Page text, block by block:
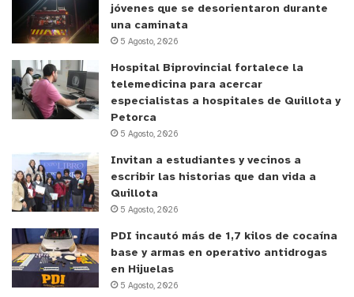
Cisternas.
INIA explica que “las bandas florales cumplen un
rol clave en la agricultura sostenible. Más allá de
la polinización, su importancia radica en ser
refugio para enemigos naturales y parasitoides
que ayudan en el control biológico de plagas.
Durante la jornada con los beneficiarios del TAS,
enfatizamos la necesidad de elegir especies
con déficit hídrico. Además, es fundamental
observar la entomofauna local para identificar qué
bandas florales funcionan mejor en cada cultivo.
jóvenes que se desorientaron durante
una caminata
5 Agosto, 2026
Hospital Biprovincial fortalece la
telemedicina para acercar
especialistas a hospitales de Quillota y
Petorca
5 Agosto, 2026
Invitan a estudiantes y vecinos a
escribir las historias que dan vida a
Quillota
5 Agosto, 2026
PDI incautó más de 1,7 kilos de cocaína
base y armas en operativo antidrogas
en Hijuelas
5 Agosto, 2026